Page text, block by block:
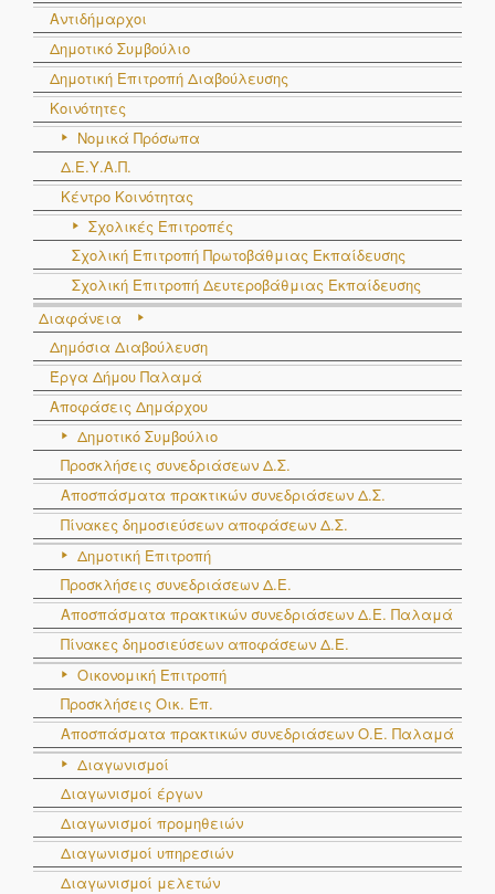
Αντιδήμαρχοι
Δημοτικό Συμβούλιο
Δημοτική Επιτροπή Διαβούλευσης
Κοινότητες
Νομικά Πρόσωπα
Δ.Ε.Υ.Α.Π.
Κέντρο Κοινότητας
Σχολικές Επιτροπές
Σχολική Επιτροπή Πρωτοβάθμιας Εκπαίδευσης
Σχολική Επιτροπή Δευτεροβάθμιας Εκπαίδευσης
Διαφάνεια
Δημόσια Διαβούλευση
Έργα Δήμου Παλαμά
Αποφάσεις Δημάρχου
Δημοτικό Συμβούλιο
Προσκλήσεις συνεδριάσεων Δ.Σ.
Αποσπάσματα πρακτικών συνεδριάσεων Δ.Σ.
Πίνακες δημοσιεύσεων αποφάσεων Δ.Σ.
Δημοτική Επιτροπή
Προσκλήσεις συνεδριάσεων Δ.Ε.
Αποσπάσματα πρακτικών συνεδριάσεων Δ.E. Παλαμά
Πίνακες δημοσιεύσεων αποφάσεων Δ.Ε.
Οικονομική Επιτροπή
Προσκλήσεις Οικ. Επ.
Αποσπάσματα πρακτικών συνεδριάσεων Ο.E. Παλαμά
Διαγωνισμοί
Διαγωνισμοί έργων
Διαγωνισμοί προμηθειών
Διαγωνισμοί υπηρεσιών
Διαγωνισμοί μελετών